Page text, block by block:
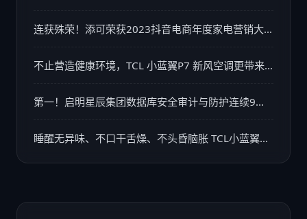
连获殊荣！添可荣获2023抖音电商年度家电营销大
不止营造健康环境，TCL 小蓝翼P7 新风空调更带来
第一！启明星辰集团数据库安全审计与防护连续9年
睡醒无异味、不口干舌燥、不头昏脑胀 TCL小蓝翼P7